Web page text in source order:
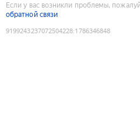
Если у вас возникли проблемы,
обратной связи
9199243237072504228:1786346848